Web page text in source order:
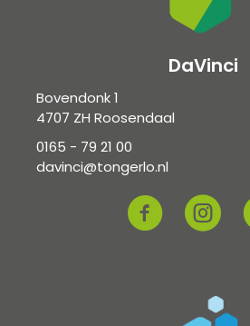
DaVinci
Bovendonk 1
4707 ZH Roosendaal
0165 - 79 21 00
davinci@tongerlo.nl